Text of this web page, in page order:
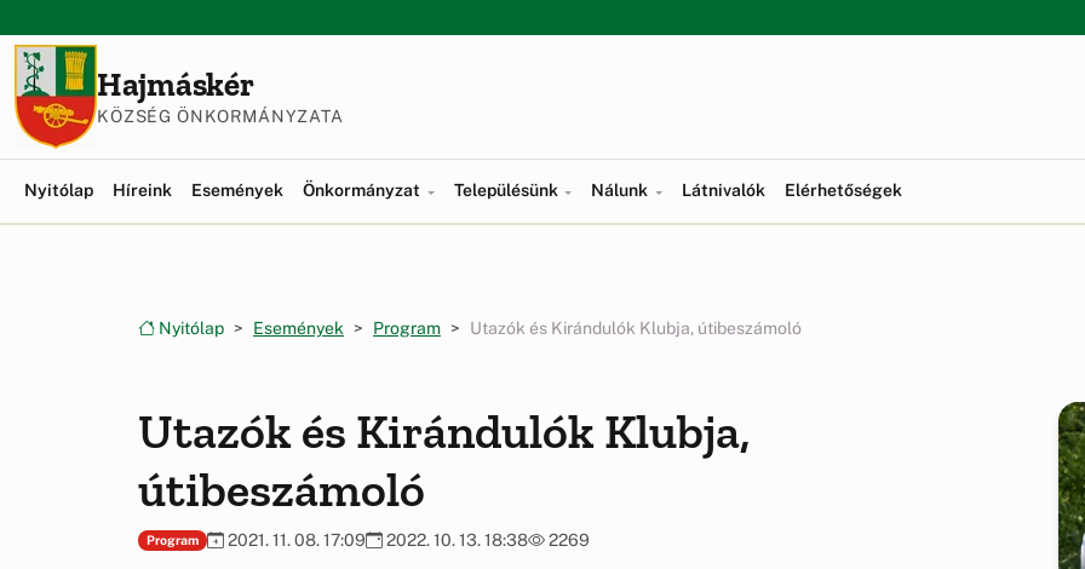
Hajmáskér
KÖZSÉG ÖNKORMÁNYZATA
Nyitólap Híreink Események Önkormányzat Településünk Nálunk Látnivalók Elérhetőségek
Nyitólap Események Program Utazók és Kirándulók Klubja, útibeszámoló
Utazók és Kirándulók Klubja,
útibeszámoló
Program 2021. 11. 08. 17:09 2022. 10. 13. 18:38 2269